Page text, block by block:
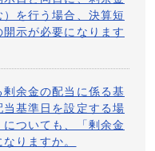
額）と異なる額である
、本項目「剰余金の配
。なお、当該決算短信
とは別途の開示を省略す
（開示に関する注意事
目が含まれる場合の取
を行う場合、決算短
示が必要になります
余金の配当に係る基
基準日を設定する場
ついても、「剰余金
りますか。